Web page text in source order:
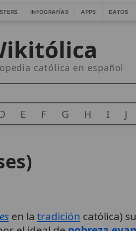
INFOGRAFÍAS APPS DATOS
católica en español
E F G H I J
en la tradición católica)